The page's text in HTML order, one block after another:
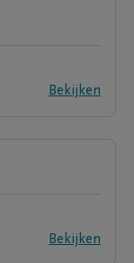
Bekijken
Bekijken